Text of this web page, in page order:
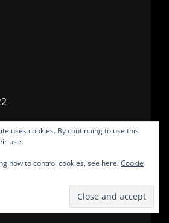
uses cookies. By continuing to use this
use.
how to control cookies, see here:Cookie